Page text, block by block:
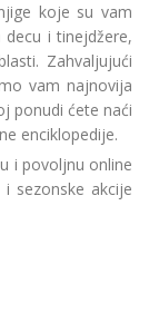
koje su vam
i tinejdžere,
Zahvaljujući
vam najnovija
ponudi ćete naći
enciklopedije.
i povoljnu online
sezonske akcije